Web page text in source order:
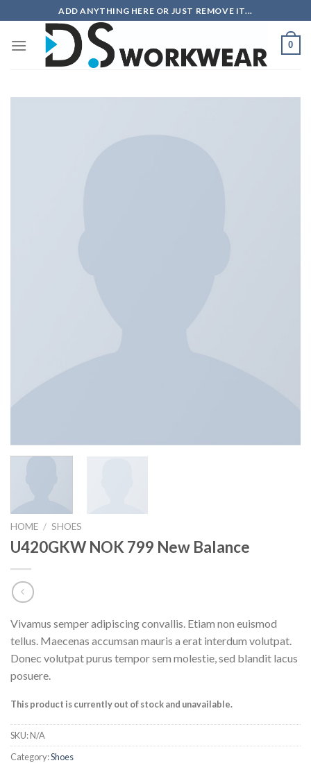
to
content
ADD ANYTHING HERE OR JUST REMOVE IT...
0
HOME / SHOES
U420GKW NOK 799 New Balance
Vivamus semper adipiscing convallis. Etiam non euismod
tellus. Maecenas accumsan mauris a erat interdum volutpat.
Donec volutpat purus tempor sem molestie, sed blandit lacus
posuere.
This product is currently out of stock and unavailable.
SKU:N/A
Category:Shoes